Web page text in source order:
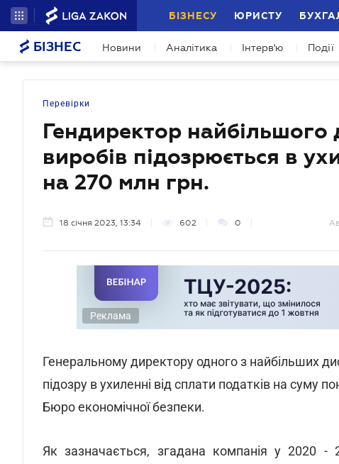
БІЗНЕСУ ЮРИСТУ
БІЗНЕС Новини Аналітика Інтерв'ю Події
Перевірки
Гендиректор
виробів підозрюється в
на 270 млн грн.
18 січня 2023, 13:34 602 0
Реклама
Генеральному директору одного з найбільших
підозру в ухиленні від сплати податків на суму
Бюро економічної безпеки.
Як зазначається, згадана компанія у 2020